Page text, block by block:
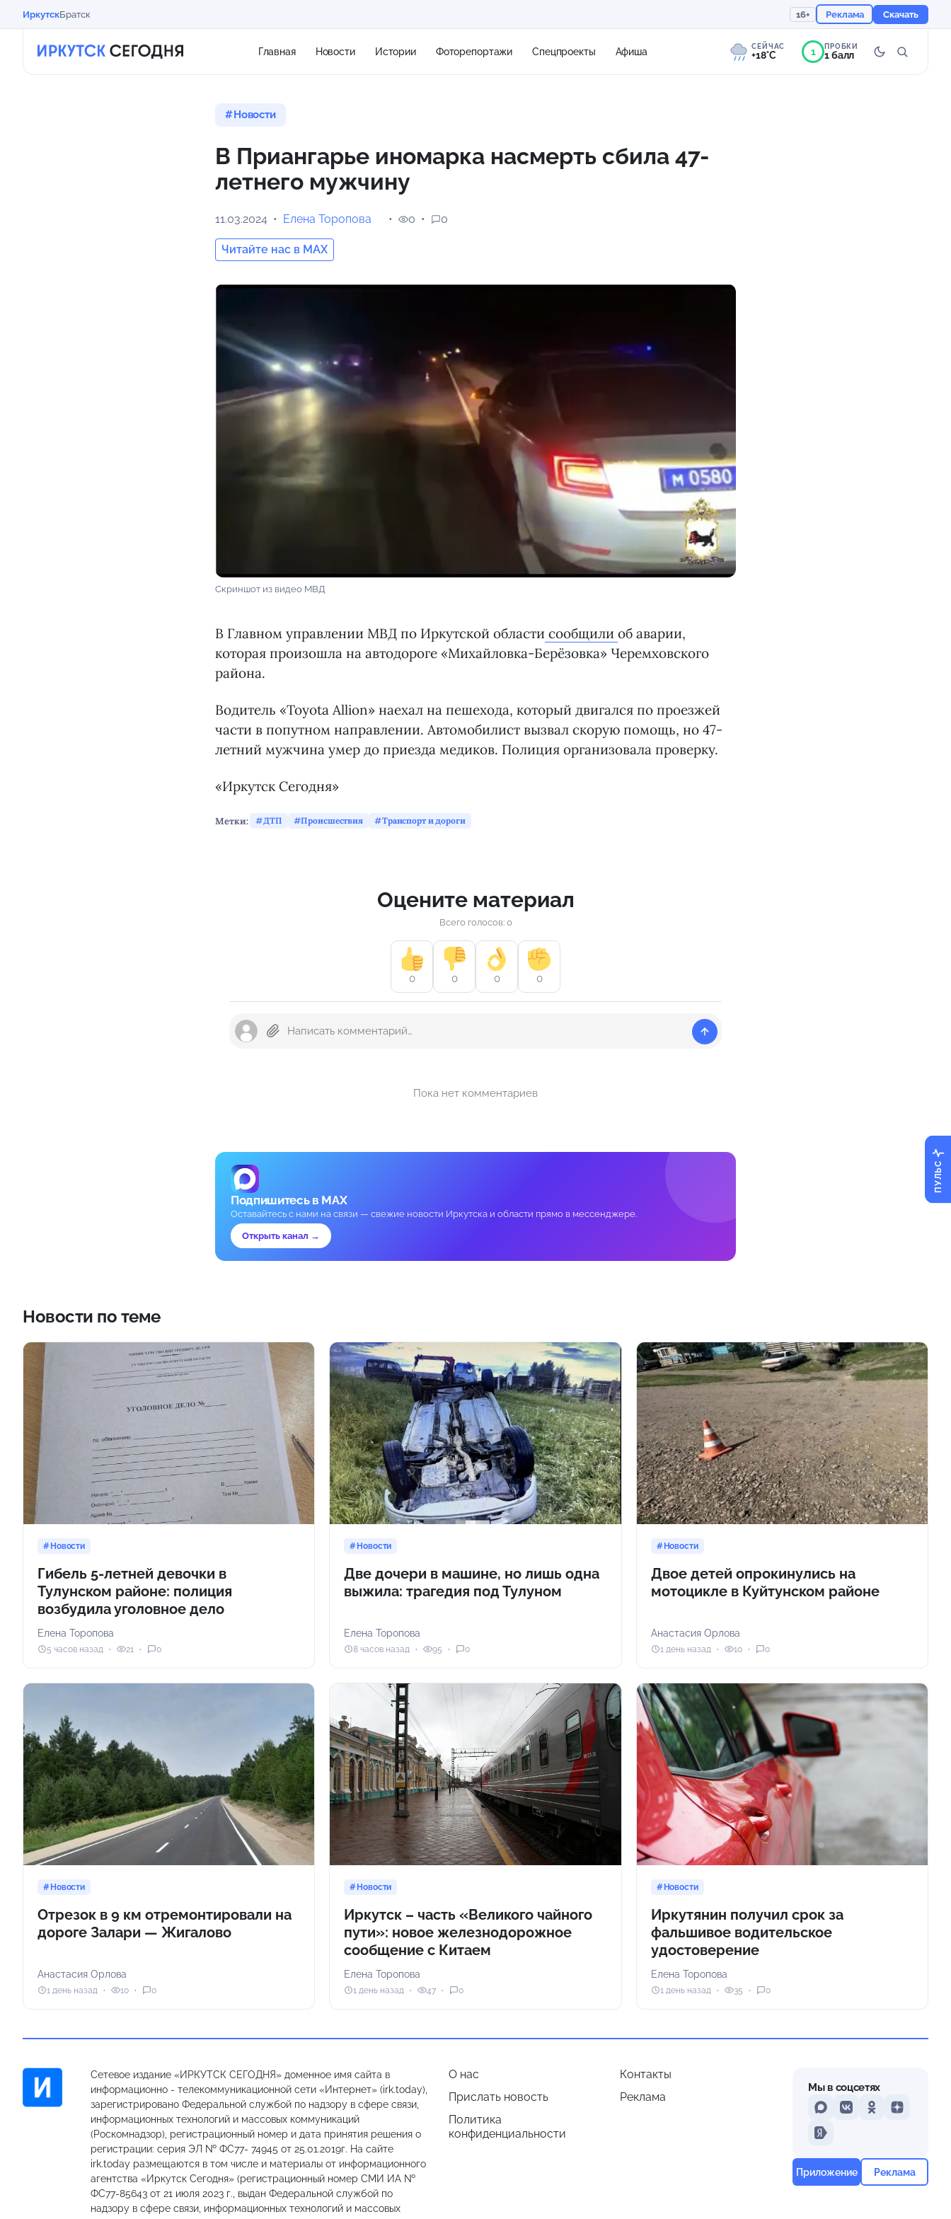
ИркутскБратск 16+ Реклама Скачать
Главная Новости Истории Фоторепортажи Спецпроекты Афиша СЕЙЧАС
+18°C
+18°
1 ПРОБКИ
1 балл
Новости
В Приангарье иномарка насмерть сбила 47-
летнего мужчину
11.03.2024 Елена Торопова
Читайте нас в MAX
0 0
Скриншот из видео МВД
В Главном управлении МВД по Иркутской области сообщили об аварии,
которая произошла на автодороге «Михайловка-Берёзовка» Черемховского
района.
Водитель «Toyota Allion» наехал на пешехода, который двигался по проезжей
части в попутном направлении. Автомобилист вызвал скорую помощь, но 47-
летний мужчина умер до приезда медиков. Полиция организовала проверку.
«Иркутск Сегодня»
Метки: ДТП Происшествия Транспорт и дороги
Оцените материал
Всего голосов: 0
0 0 0 0
Пока нет комментариев
Подпишитесь в MAX
Оставайтесь с нами на связи — свежие новости Иркутска и области прямо в мессенджере.
Открыть канал →
Новости по теме
Новости
Гибель 5-летней девочки в
Тулунском районе: полиция
возбудила уголовное дело
Елена Торопова
5 часов назад 21 0
Новости
Две дочери в машине, но лишь одна
выжила: трагедия под Тулуном
Елена Торопова
8 часов назад 95 0
Новости
Двое детей опрокинулись на
мотоцикле в Куйтунском районе
Анастасия Орлова
1 день назад 10 0
Новости
Отрезок в 9 км отремонтировали на
дороге Залари — Жигалово
Анастасия Орлова
1 день назад 10 0
Новости
Иркутск – часть «Великого чайного
пути»: новое железнодорожное
сообщение с Китаем
Елена Торопова
1 день назад 47 0
Новости
Иркутянин получил срок за
фальшивое водительское
удостоверение
Елена Торопова
1 день назад 35 0
Сетевое издание «ИРКУТСК СЕГОДНЯ» доменное имя сайта в
информационно - телекоммуникационной сети «Интернет» (irk.today),
зарегистрировано Федеральной службой по надзору в сфере связи,
информационных технологий и массовых коммуникаций
(Роскомнадзор), регистрационный номер и дата принятия решения о
регистрации: серия ЭЛ № ФС77- 74945 от 25.01.2019г. На сайте
irk.today размещаются в том числе и материалы от информационного
агентства «Иркутск Сегодня» (регистрационный номер СМИ ИА №
ФС77-85643 от 21 июля 2023 г., выдан Федеральной службой по
надзору в сфере связи, информационных технологий и массовых
О нас
Контакты
Прислать новость
Реклама
Политика
конфиденциальности
Мы в соцсетях
MAXVKontakteOdnoklassniki
Dzen
Yandex
Приложение Реклама
ПУЛЬС